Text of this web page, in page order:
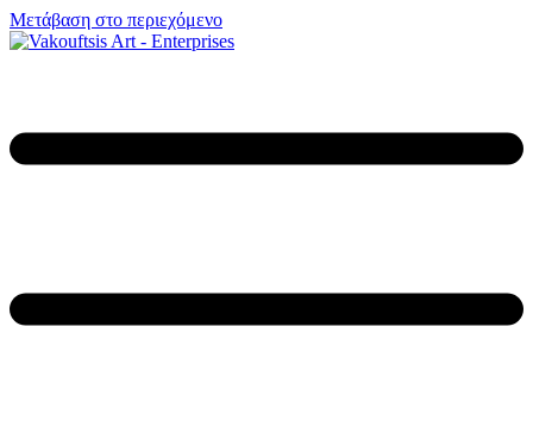
Μετάβαση στο περιεχόμενο